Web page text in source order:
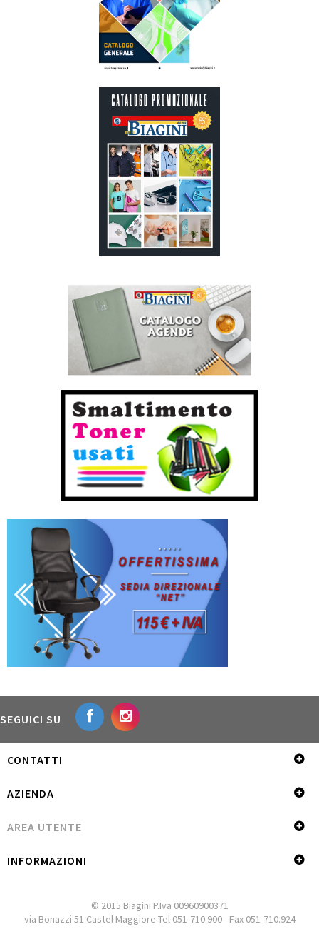
SEGUICI SU
CONTATTI
AZIENDA
AREA UTENTE
INFORMAZIONI
© 2015 Biagini P.Iva 00960900371
via Bonazzi 51 Castel Maggiore Tel 051-710.900 - Fax 051-710.924